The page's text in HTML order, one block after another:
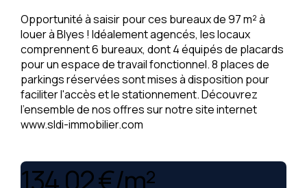
Opportunité à saisir pour ces bureaux de 97 m² à
louer à Blyes ! Idéalement agencés, les locaux
comprennent 6 bureaux, dont 4 équipés de placards
pour un espace de travail fonctionnel. 8 places de
parkings réservées sont mises à disposition pour
faciliter l'accès et le stationnement. Découvrez
l'ensemble de nos offres sur notre site internet
www.sldi-immobilier.com
134,02 €/m²